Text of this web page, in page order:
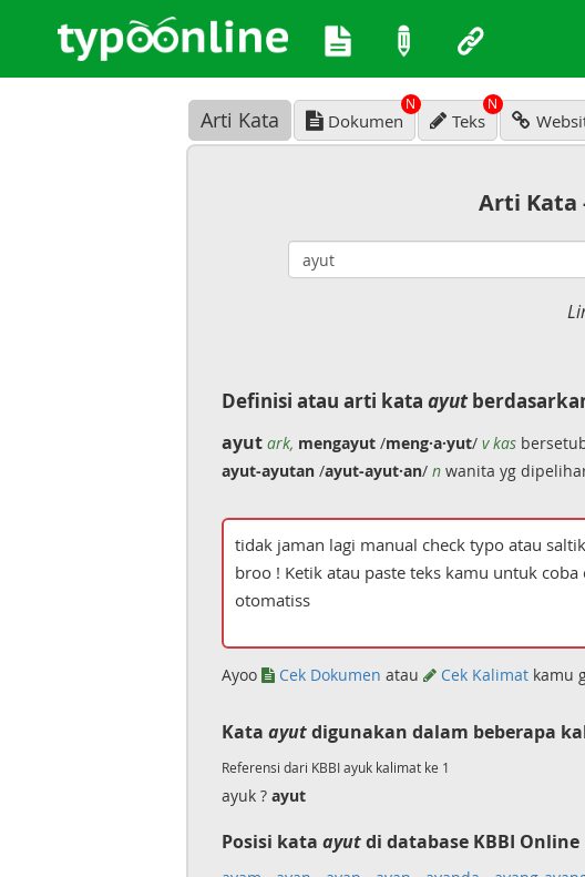
Arti Kata Dokumen
N
Teks
N
Arti Kata
Definisi atau arti kata ayut
ayut ark, mengayut/meng·a·yut/ v kas
ayut-ayutan/ayut-ayut·an/ nwanita yg
Ayoo Cek Dokumen atau Cek Kalimatkamu
Kata ayutdigunakan dalam beberapa
Referensi dari KBBI ayuk kalimat ke 1
ayuk ? ayut
Posisi kata ayutdi database KBBI Online